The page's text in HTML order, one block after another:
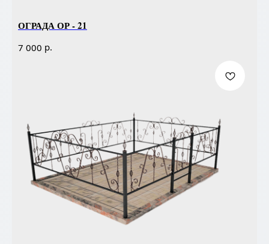
ОГРАДА ОР - 21
7 000 р.